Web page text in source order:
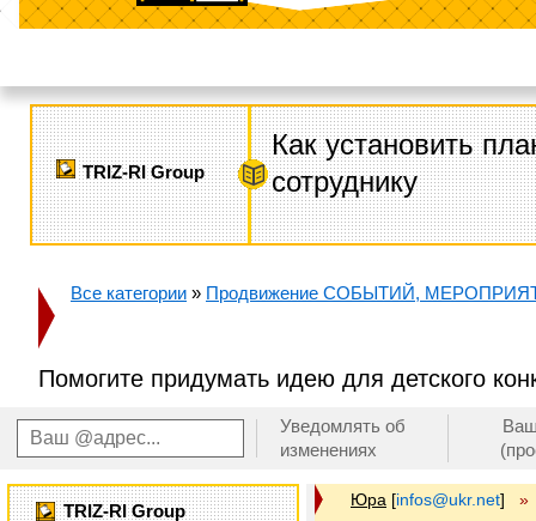
TRIZ-RI Group
Как установить
сотруднику
Все категории » Продвижение СОБЫТИЙ,
Помогите придумать идею для детского
Уведомлять об
изменениях
TRIZ-RI Group
Юра [infos@ukr.net] »